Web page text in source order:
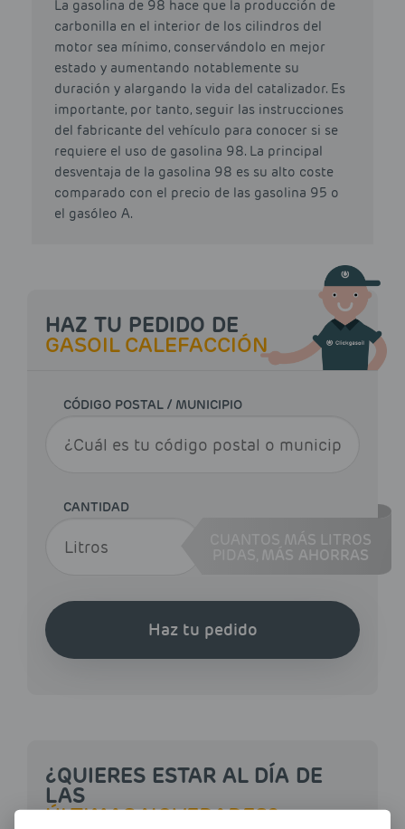
La gasolina de 98 hace que la producción de
carbonilla en el interior de los cilindros del
motor sea mínimo, conservándolo en mejor
estado y aumentando notablemente su
duración y alargando la vida del catalizador. Es
importante, por tanto, seguir las instrucciones
del fabricante del vehículo para conocer si se
requiere el uso de gasolina 98. La principal
desventaja de la gasolina 98 es su alto coste
comparado con el precio de las gasolina 95 o
el gasóleo A.
HAZ TU PEDIDO DE
GASOIL CALEFACCIÓN
CÓDIGO POSTAL / MUNICIPIO
CANTIDAD
CUANTOS MÁS LITROS
MÁS AHORRAS
Haz tu pedido
¿QUIERES ESTAR AL DÍA DE
LAS
ÚLTIMAS NOVEDADES?